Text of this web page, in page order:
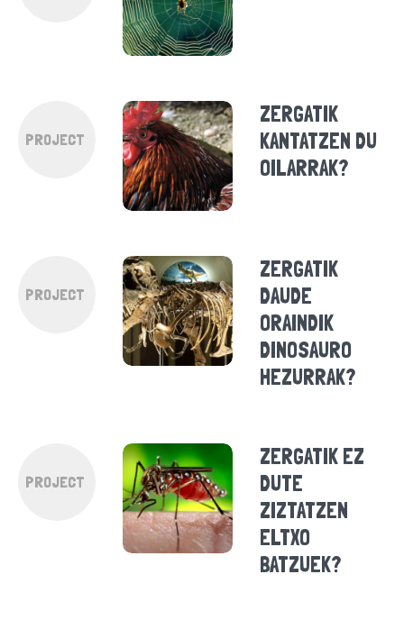
PROJECT
ZERGATIK
KANTATZEN DU
OILARRAK?
PROJECT
ZERGATIK
DAUDE
ORAINDIK
DINOSAURO
HEZURRAK?
PROJECT
ZERGATIK EZ
DUTE
ZIZTATZEN
ELTXO
BATZUEK?